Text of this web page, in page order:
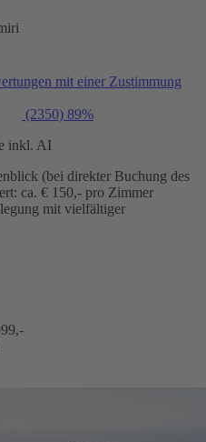
mit einer Zustimmung
(2350) 89%
inkl. AI
(bei direkter Buchung des
ca. € 150,- pro Zimmer
mit vielfältiger